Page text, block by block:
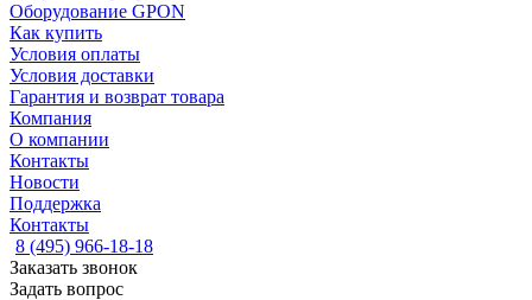
Оборудование GPON
Как купить
Условия оплаты
Условия доставки
Гарантия и возврат товара
Компания
О компании
Контакты
Новости
Поддержка
Контакты
8 (495) 966-18-18
Заказать звонок
Задать вопрос